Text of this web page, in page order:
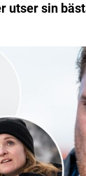
utser sin